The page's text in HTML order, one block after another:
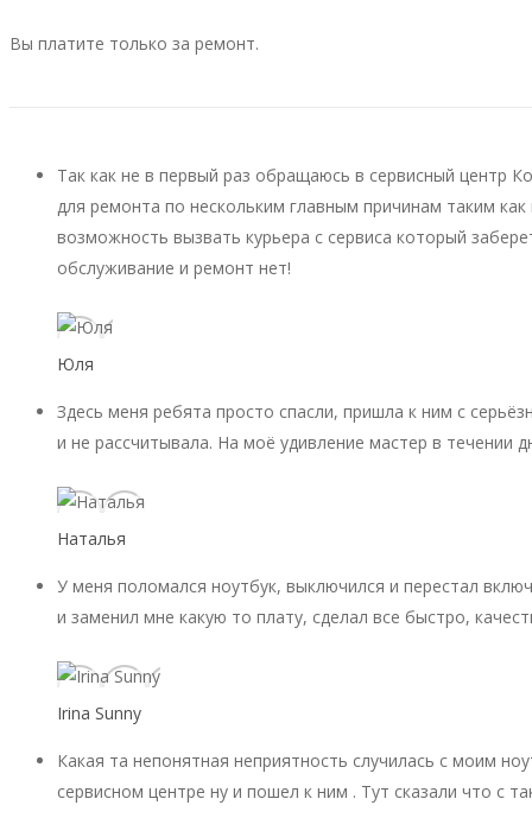
Вы платите только за ремонт.
Так как не в первый раз обращаюсь в сервисный центр
для ремонта по нескольким главным причинам таким
возможность вызвать курьера с сервиса который
обслуживание и ремонт нет!
Юля
Здесь меня ребята просто спасли, пришла к ним с
и не рассчитывала. На моё удивление мастер в течении
Наталья
У меня поломался ноутбук, выключился и перестал
и заменил мне какую то плату, сделал все быстро,
Irina Sunny
Какая та непонятная неприятность случилась с моим
сервисном центре ну и пошел к ним . Тут сказали что с